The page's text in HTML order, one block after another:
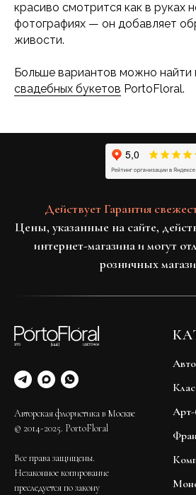
красиво смотрится как в руках
фотографиях — он добавляет
живости.
Больше вариантов можно найти
свадебных букетов PortoFloral.
Действует Гарантия
Цены, указанные на сайте,
интернет-магазина и могут
розничных
Авторская флористика в Москве
© 2014-2025. PortoFloral
Все права защищены.
Незаконное копирование
преследуется по закону
Арт-